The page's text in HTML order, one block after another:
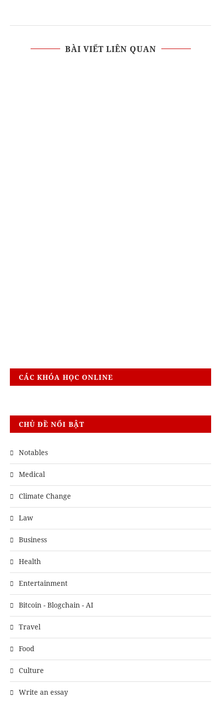
BÀI VIẾT LIÊN QUAN
CÁC KHÓA HỌC ONLINE
CHỦ ĐỀ NỔI BẬT
Notables
Medical
Climate Change
Law
Business
Health
Entertainment
Bitcoin - Blogchain - AI
Travel
Food
Culture
Write an essay